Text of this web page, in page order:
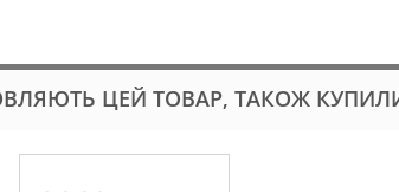
ЦЕЙ ТОВАР, ТАКОЖ